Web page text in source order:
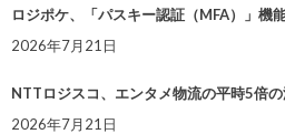
ロジポケ、「パスキー認証（MFA）」機
2026年7月21日
NTTロジスコ、エンタメ物流の平時5倍
2026年7月21日